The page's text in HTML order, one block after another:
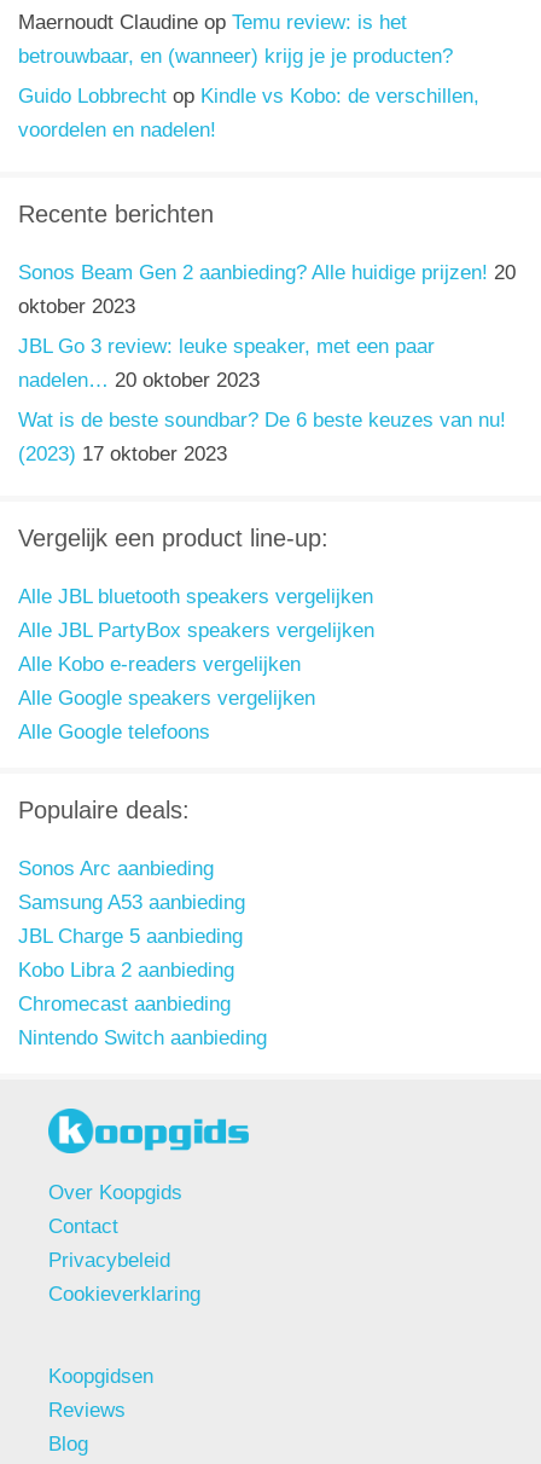
Maernoudt Claudine op Temu review: is het
betrouwbaar, en (wanneer) krijg je je producten?
Guido Lobbrecht op Kindle vs Kobo: de verschillen,
voordelen en nadelen!
Recente berichten
Sonos Beam Gen 2 aanbieding? Alle huidige prijzen! 20
oktober 2023
JBL Go 3 review: leuke speaker, met een paar
nadelen… 20 oktober 2023
Wat is de beste soundbar? De 6 beste keuzes van nu!
(2023) 17 oktober 2023
Vergelijk een product line-up:
Alle JBL bluetooth speakers vergelijken
Alle JBL PartyBox speakers vergelijken
Alle Kobo e-readers vergelijken
Alle Google speakers vergelijken
Alle Google telefoons
Populaire deals:
Sonos Arc aanbieding
Samsung A53 aanbieding
JBL Charge 5 aanbieding
Kobo Libra 2 aanbieding
Chromecast aanbieding
Nintendo Switch aanbieding
Over Koopgids
Contact
Privacybeleid
Cookieverklaring
Koopgidsen
Reviews
Blog